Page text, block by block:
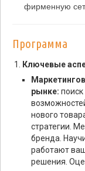
фирменную
Программа
Ключевые
рынке:
нового
стратегии.
бренда.
работают
решения.